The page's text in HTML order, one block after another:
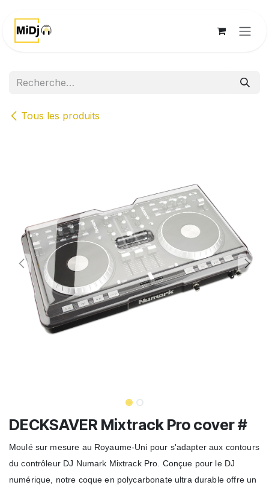
Tous les produits
DECKSAVER Mixtrack Pro cover #
Moulé sur mesure au Royaume-Uni pour s'adapter aux contours
du contrôleur DJ Numark Mixtrack Pro. Conçue pour le DJ
numérique, notre coque en polycarbonate ultra durable offre un